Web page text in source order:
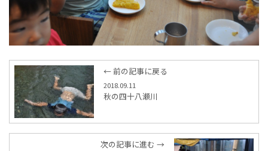
← 前の記事に戻る
2018.09.11
秋の四十八瀬川
次の記事に進む →